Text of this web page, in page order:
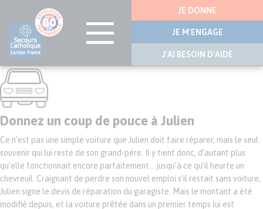
Aller
au
contenu
principal
latérale
JE DONNE
JE M'ENGAGE
J'AI BESOIN D'AIDE
Donnez un coup de pouce à Julien
Ce n’est pas une simple voiture que Julien doit faire réparer, mais le seul
souvenir qui lui reste de son grand-père. Il y tient donc, d’autant plus
qu’elle fonctionnait encore parfaitement… jusqu’à ce qu’il heurte un
chevreuil. Craignant de perdre son nouvel emploi s’il restait sans voiture,
Julien signe le devis de réparation du garagiste. Mais le montant a été
modifié depuis, et la voiture prêtée dans un premier temps lui est